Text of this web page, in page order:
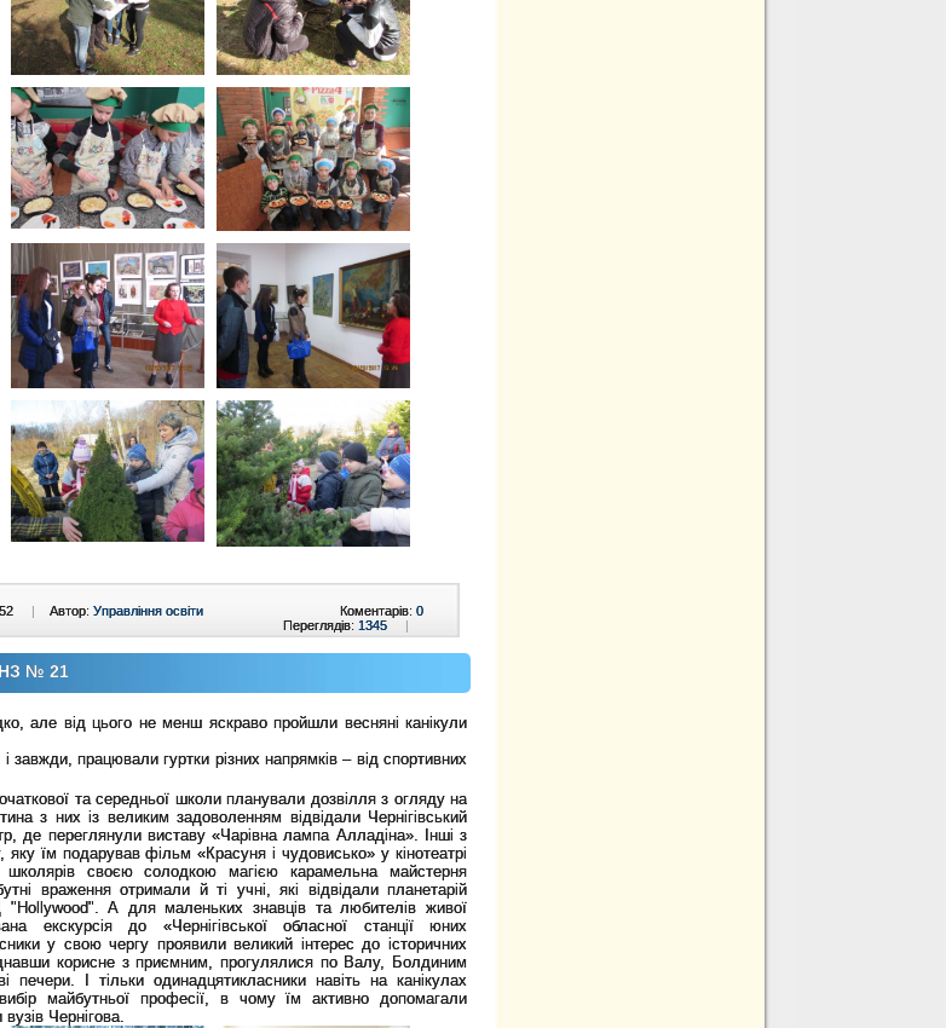
Автор: Управління освіти Коментарів: 0
Переглядів: 1345
№ 21
але від цього не менш яскраво пройшли весняні канікули
завжди, працювали гуртки різних напрямків – від спортивних
та середньої школи планували дозвілля з огляду на
з них із великим задоволенням відвідали Чернігівський
де переглянули виставу «Чарівна лампа Алладіна». Інші з
їм подарував фільм «Красуня і чудовисько» у кінотеатрі
школярів своєю солодкою магією карамельна майстерня
враження отримали й ті учні, які відвідали планетарій
А для маленьких знавців та любителів живої
екскурсія до «Чернігівської обласної станції юних
у свою чергу проявили великий інтерес до історичних
корисне з приємним, прогулялися по Валу, Болдиним
печери. І тільки одинадцятикласники навіть на канікулах
майбутньої професії, в чому їм активно допомагали
Чернігова.